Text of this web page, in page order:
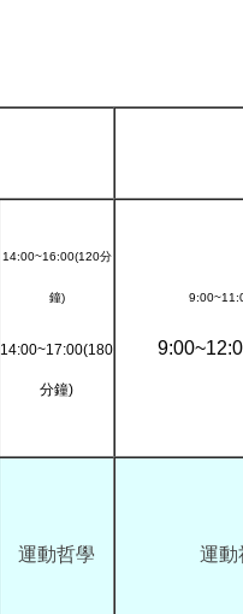
14:00~16:00(120分
鐘)
14:00~17:00(180
分鐘)
運動哲學 運動